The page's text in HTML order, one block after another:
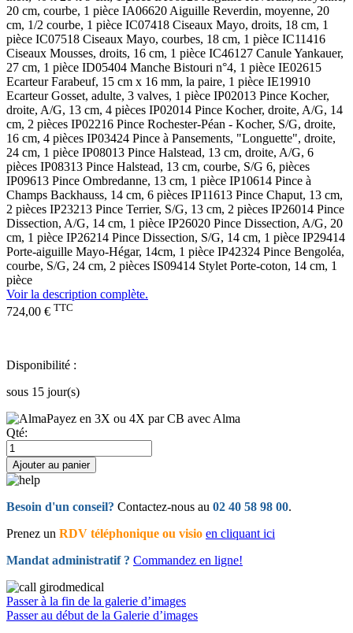
20 cm, courbe, 1 pièce IA06620 Aiguille Reverdin, moyenne, 20
cm, 1/2 courbe, 1 pièce IC07418 Ciseaux Mayo, droits, 18 cm, 1
pièce IC07518 Ciseaux Mayo, courbes, 18 cm, 1 pièce IC11416
Ciseaux Mousses, droits, 16 cm, 1 pièce IC46127 Canule Yankauer,
27 cm, 1 pièce ID05404 Manche Bistouri n°4, 1 pièce IE02615
Ecarteur Farabeuf, 15 cm x 16 mm, la paire, 1 pièce IE19910
Ecarteur Gosset, adulte, 3 valves, 1 pièce IP02013 Pince Kocher,
droite, A/G, 13 cm, 4 pièces IP02014 Pince Kocher, droite, A/G, 14
cm, 2 pièces IP02216 Pince Rochester-Péan - Kocher, S/G, droite,
16 cm, 4 pièces IP03424 Pince à Pansements, "Longuette", droite,
24 cm, 1 pièce IP08013 Pince Halstead, 13 cm, droite, A/G, 6
pièces IP08313 Pince Halstead, 13 cm, courbe, S/G 6, pièces
IP09613 Pince Ombredanne, 13 cm, 1 pièce IP10614 Pince à
Champs Backhauss, 14 cm, 6 pièces IP11613 Pince Chaput, 13 cm,
2 pièces IP23213 Pince Terrier, S/G, 13 cm, 2 pièces IP26014 Pince
Dissection, A/G, 14 cm, 1 pièce IP26020 Pince Dissection, A/G, 20
cm, 1 pièce IP26214 Pince Dissection, S/G, 14 cm, 1 pièce IP29414
Porte-aiguille Mayo-Hégar, 14cm, 1 pièce IP42324 Pince Bengoléa,
courbe, S/G, 24 cm, 2 pièces IS09414 Stylet Porte-coton, 14 cm, 1
pièce
Voir la description complète.
724,00 € TTC
Disponibilité :
sous 15 jour(s)
Payez en 3X ou 4X par CB avec Alma
Qté:
Ajouter au panier
Besoin d'un conseil? Contactez-nous au 02 40 58 98 00.
Prenez un RDV téléphonique ou visio en cliquant ici
Mandat administratif ? Commandez en ligne!
Passer à la fin de la galerie d’images
Passer au début de la Galerie d’images